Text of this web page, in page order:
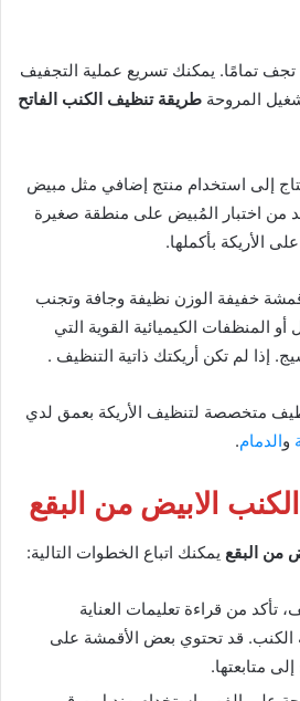
تجف تمامًا. يمكنك تسريع عملية التجفيف
المروحة طريقة تنظيف الكنب الفاتح
إلى استخدام منتج إضافي مثل مبيض
من اختبار المُبيض على منطقة صغيرة
الأريكة بأكملها.
خفيفة الوزن نظيفة وجافة وتجنب
المنظفات الكيميائية القوية التي
إذا لم تكن أريكتك ذاتية التنظيف .
متخصصة لتنظيف الأريكة بعمق لدي
والدمام.
الابيض من البقع
من البقع يمكنك اتباع الخطوات التالية:
تأكد من قراءة تعليمات العناية
الكنب. قد تحتوي بعض الأقمشة على
متابعتها.